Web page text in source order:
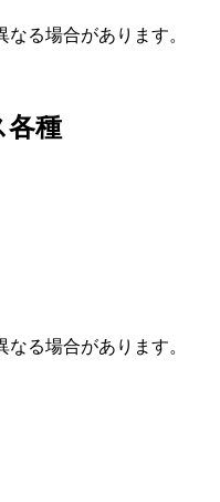
る場合があります。
各種
る場合があります。